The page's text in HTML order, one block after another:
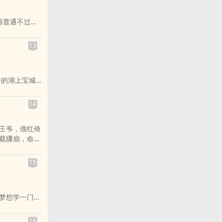
第一主
主角。
讨性别并
硬核历史，
杰。
守护最后
通不过的
见过为了活
明白，战争
13
湖上宝城，
的嘶嘶呼
城记录下来
重建白莉
原本相
，而是每个
14
爷，偎红倚
骤崩，命运
15
想学一门技
军人，进